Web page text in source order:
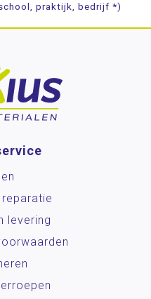
praktijk, bedrijf *)
levering